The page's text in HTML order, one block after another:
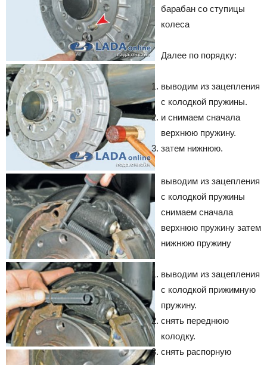
барабан со ступицы
колеса
Далее по порядку:
выводим из зацепления
с колодкой пружины.
и снимаем сначала
верхнюю пружину.
затем нижнюю.
выводим из зацепления
с колодкой пружины
снимаем сначала
верхнюю пружину затем
нижнюю пружину
выводим из зацепления
с колодкой прижимную
пружину.
снять переднюю
колодку.
снять распорную